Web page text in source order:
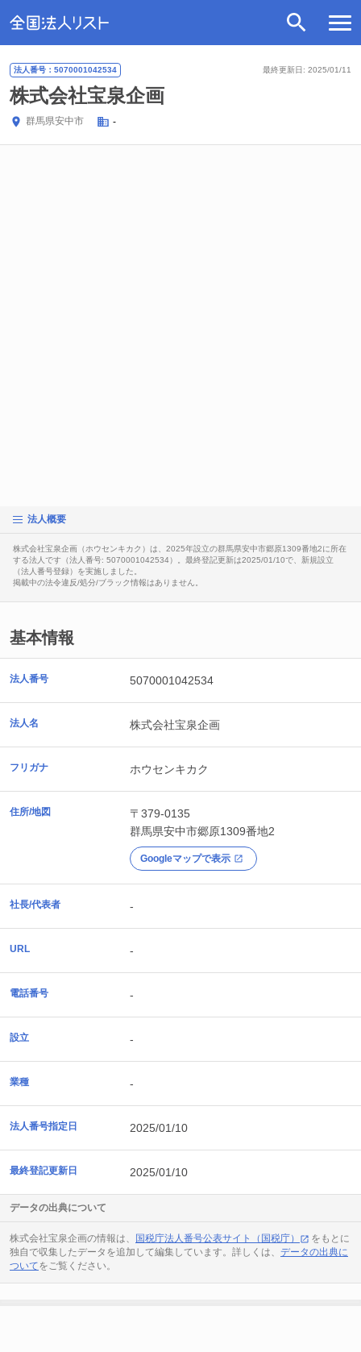
最終更新日: 2025/01/11
法人番号：5070001042534
株式会社宝泉企画
群馬県安中市 -
法人概要
株式会社宝泉企画（ホウセンキカク）は、2025年設立の群馬県安中市郷原1309番地2に所在
する法人です（法人番号: 5070001042534）。最終登記更新は2025/01/10で、新規設立
（法人番号登録）を実施しました。
掲載中の法令違反/処分/ブラック情報はありません。
基本情報
法人番号 5070001042534
法人名 株式会社宝泉企画
フリガナ ホウセンキカク
住所/地図
〒379-0135
群馬県安中市郷原1309番地2
Googleマップで表示
社長/代表者 -
URL -
電話番号 -
設立 -
業種 -
法人番号指定日 2025/01/10
最終登記更新日 2025/01/10
データの出典について
株式会社宝泉企画の情報は、 国税庁法人番号公表サイト（国税庁）
をもとに
独自で収集したデータを追加して編集しています。詳しくは、 データの出典に
ついてをご覧ください。